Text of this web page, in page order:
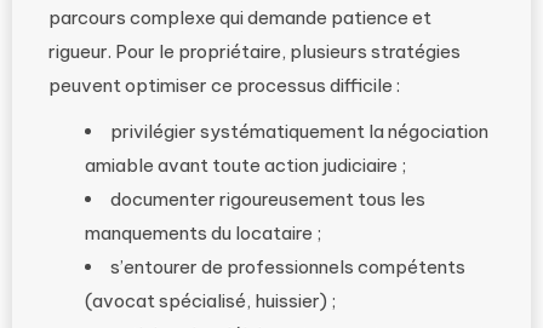
parcours complexe qui demande patience et
rigueur. Pour le propriétaire, plusieurs stratégies
peuvent optimiser ce processus difficile :
privilégier systématiquement la négociation
amiable avant toute action judiciaire ;
documenter rigoureusement tous les
manquements du locataire ;
s’entourer de professionnels compétents
(avocat spécialisé, huissier) ;